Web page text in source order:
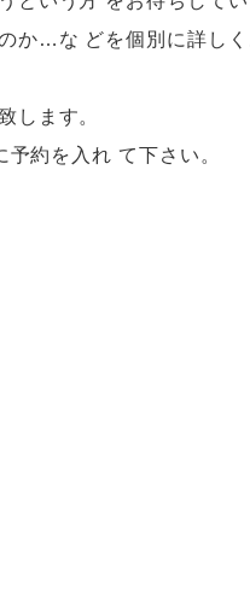
か…な どを個別に詳し
します。
約を入れ て下さい。